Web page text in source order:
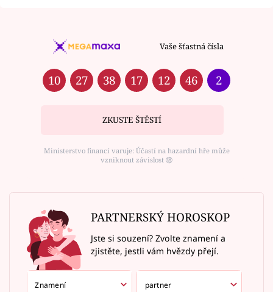
Vaše šťastná čísla
10 27 38 17 12 46 2
ZKUSTE ŠTĚSTÍ
Ministerstvo financí varuje: Účastí na hazardní hře může
vzniknout závislost ⑱
PARTNERSKÝ HOROSKOP
Jste si souzení? Zvolte znamení a
zjistěte, jestli vám hvězdy přejí.